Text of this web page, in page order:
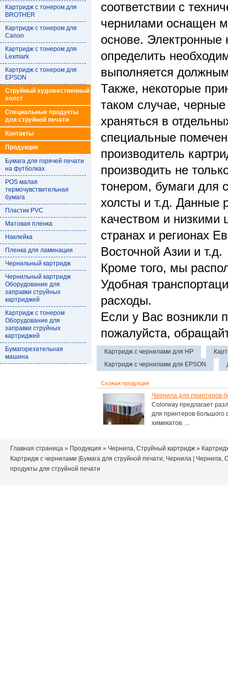
Картридж с тонером для
BROTHER
Картридж с тонером для
Canon
Картридж с тонером для
Lexmark
Картридж с тонером для
EPSON
Струйный художественный
холст
Специальные продукты
для струйной печати
Контакты
Продукция
Бумага для горячей печати
на футболках
POS малая
термочувствительная
бумага
Пластик PVC
Матовая пленка
Наклейка
Пленка для ламинации
Чернильный картридж
Чернильный картридж
Оборудование для
заправки струйных
картриджей
Картридж с тонером
Оборудование для
заправки струйных
картриджей
Бумагорезательная
машина
соответствии с
чернилами оснащен
основе. Электронные
определить
выполняется
Также, некоторые
таком случае,
храняться в
специальные
производитель
производить не
тонером, бумаги для
холсты и т.д. Данные
качеством и
странах и регионах
Восточной Азии и т.д.
Кроме того, мы
Удобная
расходы.
Если у Вас возникли
пожалуйста,
Картридж с чернилами для HP
Картридж с чернилами для EPSON
Схожая продукция
Чернила для принтеров
Colorway предлагает
для принтеров большого
химикатов. ...
Главная страница » Продукция » Чернила, Струйный картридж »
Картридж с чернилами
Бумага для струйной печати, Чернила
Чернила,
продукты для струйной печати